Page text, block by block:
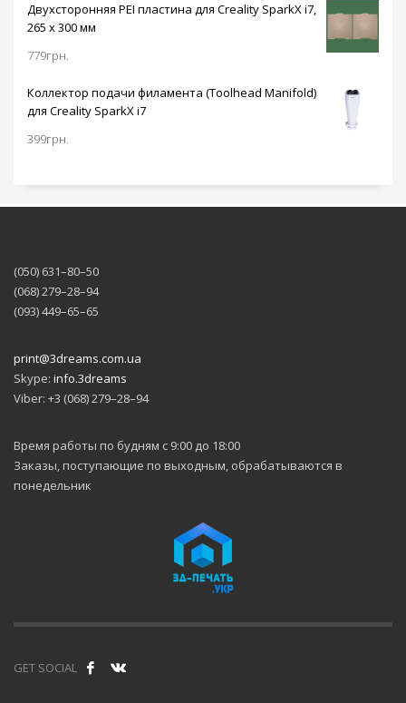
Двухсторонняя PEI пластина для Creality SparkX i7,
265 x 300 мм
779грн.
Коллектор подачи филамента (Toolhead Manifold)
для Creality SparkX i7
399грн.
(050) 631–80–50
(068) 279–28–94
(093) 449–65–65
print@3dreams.com.ua
Skype: info.3dreams
Viber: +3 (068) 279–28–94
Время работы по будням с 9:00 до 18:00
Заказы, поступающие по выходным, обрабатываются в
понедельник
GET SOCIAL